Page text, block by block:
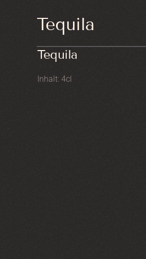
Tequila
Tequila
Inhalt: 4cl